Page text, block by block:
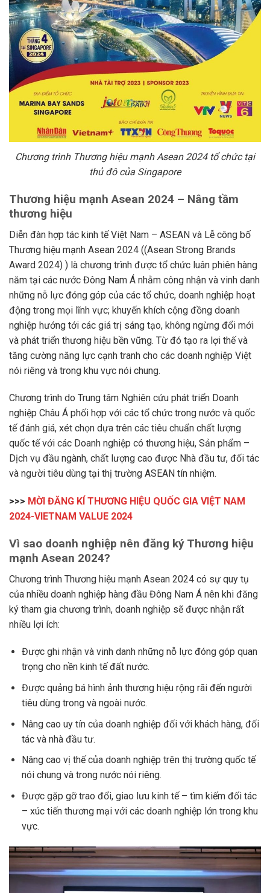
Chương trình Thương hiệu mạnh Asean 2024 tổ chức tại
thủ đô của Singapore
Thương hiệu mạnh Asean 2024 – Nâng tầm
thương hiệu
Diễn đàn hợp tác kinh tế Việt Nam – ASEAN và Lễ công bố
Thương hiệu mạnh Asean 2024 ((Asean Strong Brands
Award 2024) ) là chương trình được tổ chức luân phiên hàng
năm tại các nước Đông Nam Á nhằm công nhận và vinh danh
những nỗ lực đóng góp của các tổ chức, doanh nghiệp hoạt
động trong mọi lĩnh vực; khuyến khích cộng đồng doanh
nghiệp hướng tới các giá trị sáng tạo, không ngừng đổi mới
và phát triển thương hiệu bền vững. Từ đó tạo ra lợi thế và
tăng cường năng lực cạnh tranh cho các doanh nghiệp Việt
nói riêng và trong khu vực nói chung.
Chương trình do Trung tâm Nghiên cứu phát triển Doanh
nghiệp Châu Á phối hợp với các tổ chức trong nước và quốc
tế đánh giá, xét chọn dựa trên các tiêu chuẩn chất lượng
quốc tế với các Doanh nghiệp có thương hiệu, Sản phẩm –
Dịch vụ đầu ngành, chất lượng cao được Nhà đầu tư, đối tác
và người tiêu dùng tại thị trường ASEAN tín nhiệm.
>>> MỜI ĐĂNG KÍ THƯƠNG HIỆU QUỐC GIA VIỆT NAM
2024-VIETNAM VALUE 2024
Vì sao doanh nghiệp nên đăng ký Thương hiệu
mạnh Asean 2024?
Chương trình Thương hiệu mạnh Asean 2024 có sự quy tụ
của nhiều doanh nghiệp hàng đầu Đông Nam Á nên khi đăng
ký tham gia chương trình, doanh nghiệp sẽ được nhận rất
nhiều lợi ích:
Được ghi nhận và vinh danh những nỗ lực đóng góp quan
trọng cho nền kinh tế đất nước.
Được quảng bá hình ảnh thương hiệu rộng rãi đến người
tiêu dùng trong và ngoài nước.
Nâng cao uy tín của doanh nghiệp đối với khách hàng, đối
tác và nhà đầu tư.
Nâng cao vị thế của doanh nghiệp trên thị trường quốc tế
nói chung và trong nước nói riêng.
Được gặp gỡ trao đổi, giao lưu kinh tế – tìm kiếm đối tác
– xúc tiến thương mại với các doanh nghiệp lớn trong khu
vực.